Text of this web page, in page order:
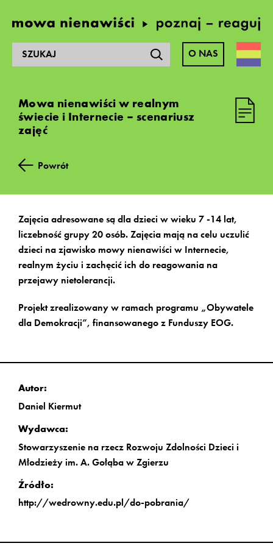
O NAS
Materiały zamieszczone na tej stronie zostały
opracowane w latach 2014-2016 w ramach
prowadzonego przez Fundację Batorego programu
EOG.
Wszystkie treści są dostępne na licencji Creative
Uznanie autorstwa-Użycie niekomercyjne-Na tych
samych warunkach 4.0
Czym jest mowa nienawiści?
słownik pojęć
Prawo
polskie
europejskie
Mowa nienawiści w realnym
świecie i Internecie – scenariusz
zajęć
Powrót
Zajęcia adresowane są dla dzieci w wieku 7 -14 lat,
liczebność grupy 20 osób. Zajęcia mają na celu uczulić
dzieci na zjawisko mowy nienawiści w Internecie,
realnym życiu i zachęcić ich do reagowania na
przejawy nietolerancji.
Projekt zrealizowany w ramach programu „Obywatele
dla Demokracji”, finansowanego z Funduszy EOG.
Autor:
Daniel Kiermut
Wydawca:
Stowarzyszenie na rzecz Rozwoju Zdolności Dzieci i
Młodzieży im. A. Gołąba w Zgierzu
Źródło:
http://wedrowny.edu.pl/do-pobrania/